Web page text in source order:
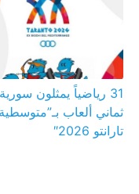
31 رياضياً يمثلون
ثماني ألعاب بـ”متوسطية
تارانتو 2026″